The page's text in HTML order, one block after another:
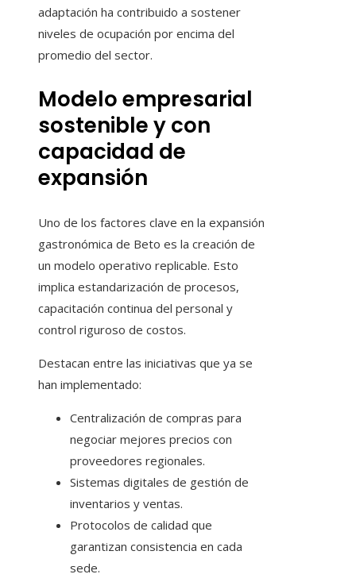
adaptación ha contribuido a sostener
niveles de ocupación por encima del
promedio del sector.
Modelo empresarial
sostenible y con
capacidad de
expansión
Uno de los factores clave en la expansión
gastronómica de Beto es la creación de
un modelo operativo replicable. Esto
implica estandarización de procesos,
capacitación continua del personal y
control riguroso de costos.
Destacan entre las iniciativas que ya se
han implementado:
Centralización de compras para
negociar mejores precios con
proveedores regionales.
Sistemas digitales de gestión de
inventarios y ventas.
Protocolos de calidad que
garantizan consistencia en cada
sede.